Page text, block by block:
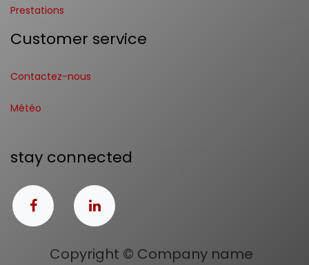
Prestations
Customer service
Contactez-nous
Météo
stay connected
Copyright © Company name